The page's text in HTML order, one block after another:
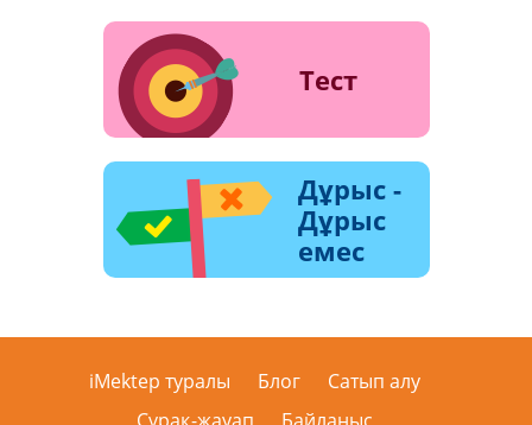
Тест
Дұрыс -
Дұрыс
емес
iMektep туралы Блог
Сатып алу